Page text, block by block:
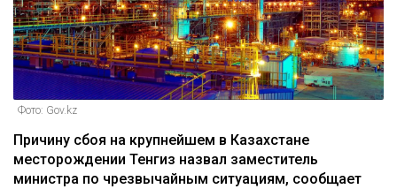
Фото: Gov.kz
Причину сбоя на крупнейшем в Казахстане
месторождении Тенгиз назвал заместитель
министра по чрезвычайным ситуациям, сообщает